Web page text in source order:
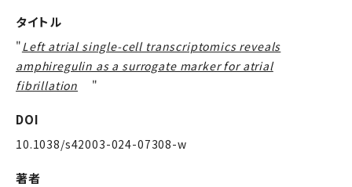
タイトル
"Left atrial single-cell transcriptomics reveals
amphiregulin as a surrogate marker for atrial
fibrillation
"
DOI
10.1038/s42003-024-07308-w
著者